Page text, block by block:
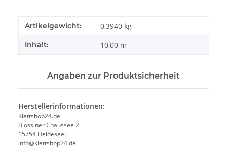
Produkteigenschaft
Wert
Artikelgewicht: 0,3940 kg
Inhalt: 10,00 m
Angaben zur Produktsicherheit
Herstellerinformationen:
Klettshop24.de
Blossiner Chaussee 2
15754 Heidesee|
info@klettshop24.de